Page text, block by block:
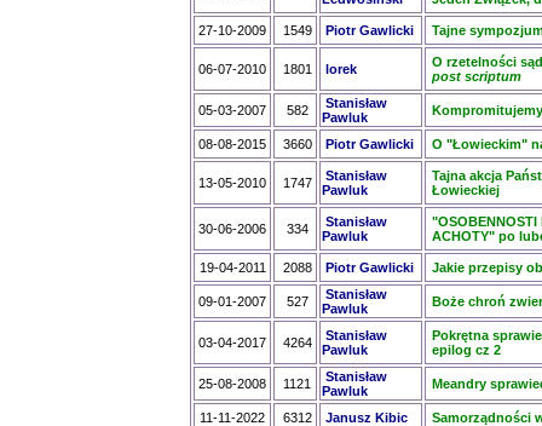
27-10-2009 1549 Piotr Gawlicki Tajne
06-07-2010 1801 lorek
O rzetelności
post scriptum
05-03-2007 582
Stanisław
Pawluk
08-08-2015 3660 Piotr Gawlicki O "Łowieckim"
13-05-2010 1747
Stanisław
Pawluk
Tajna akcja
Łowieckiej
30-06-2006 334
Stanisław
Pawluk
ACHOTY" po
19-04-2011 2088 Piotr Gawlicki Jakie przepisy
09-01-2007 527
Stanisław
Pawluk
Boże chroń
03-04-2017 4264
Stanisław
Pawluk
Pokrętna
epilog cz 2
25-08-2008 1121
Stanisław
Pawluk
Meandry
11-11-2022 6312 Janusz Kibic Samorządności